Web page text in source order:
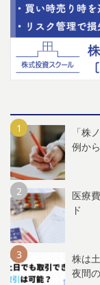
「株
例か
医療
ド
株は
夜間